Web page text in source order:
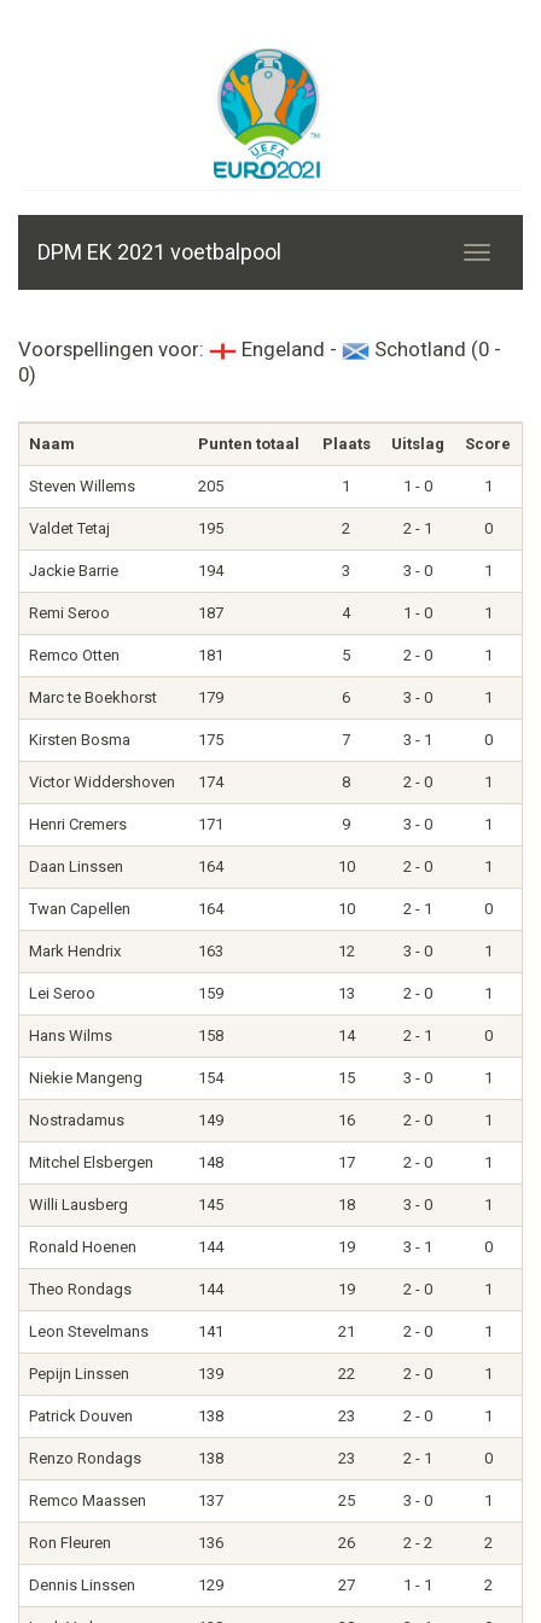
DPM EK 2021 voetbalpool
Voorspellingen voor: Engeland -
Schotland (0 -
0)
Naam Punten totaal Plaats Uitslag Score
Steven Willems 205 1 1 - 0 1
Valdet Tetaj 195 2 2 - 1 0
Jackie Barrie 194 3 3 - 0 1
Remi Seroo 187 4 1 - 0 1
Remco Otten 181 5 2 - 0 1
Marc te Boekhorst 179 6 3 - 0 1
Kirsten Bosma 175 7 3 - 1 0
Victor Widdershoven 174 8 2 - 0 1
Henri Cremers 171 9 3 - 0 1
Daan Linssen 164 10 2 - 0 1
Twan Capellen 164 10 2 - 1 0
Mark Hendrix 163 12 3 - 0 1
Lei Seroo 159 13 2 - 0 1
Hans Wilms 158 14 2 - 1 0
Niekie Mangeng 154 15 3 - 0 1
Nostradamus 149 16 2 - 0 1
Mitchel Elsbergen 148 17 2 - 0 1
Willi Lausberg 145 18 3 - 0 1
Ronald Hoenen 144 19 3 - 1 0
Theo Rondags 144 19 2 - 0 1
Leon Stevelmans 141 21 2 - 0 1
Pepijn Linssen 139 22 2 - 0 1
Patrick Douven 138 23 2 - 0 1
Renzo Rondags 138 23 2 - 1 0
Remco Maassen 137 25 3 - 0 1
Ron Fleuren 136 26 2 - 2 2
Dennis Linssen 129 27 1 - 1 2